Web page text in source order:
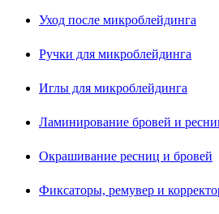
Уход после микроблейдинга
Ручки для микроблейдинга
Иглы для микроблейдинга
Ламинирование бровей и
Окрашивание ресниц и бровей
Фиксаторы, ремувер и